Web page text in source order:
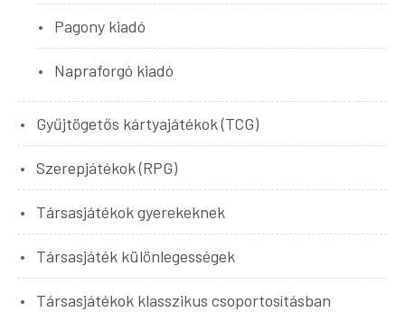
Pagony kiadó
Napraforgó kiadó
Gyűjtögetős kártyajátékok (TCG)
Szerepjátékok (RPG)
Társasjátékok gyerekeknek
Társasjáték különlegességek
Társasjátékok klasszikus csoportosításban